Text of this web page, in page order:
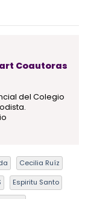
Coautoras
del Colegio
Cecilia Ruíz
Espiritu Santo